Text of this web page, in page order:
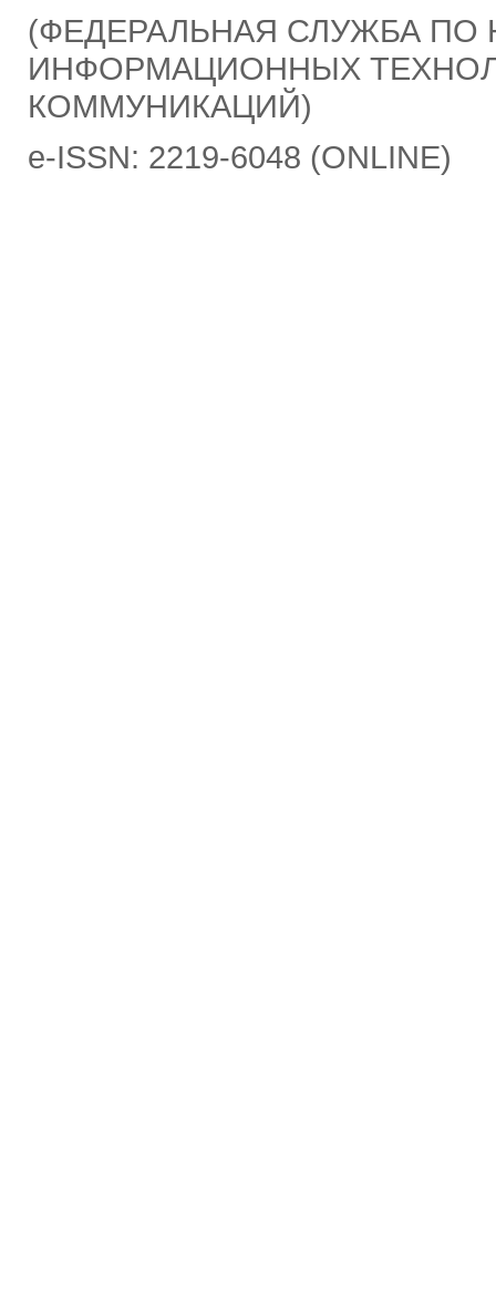
(ФЕДЕРАЛЬНАЯ СЛУЖБА ПО
ИНФОРМАЦИОННЫХ
КОММУНИКАЦИЙ)
e-ISSN: 2219-6048 (ONLINE)